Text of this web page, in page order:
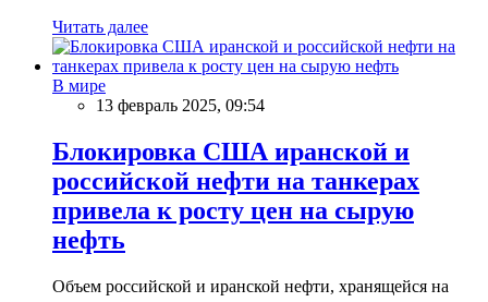
Читать далее
В мире
13 февраль 2025, 09:54
Блокировка США иранской и
российской нефти на танкерах
привела к росту цен на сырую
нефть
Объем российской и иранской нефти, хранящейся на